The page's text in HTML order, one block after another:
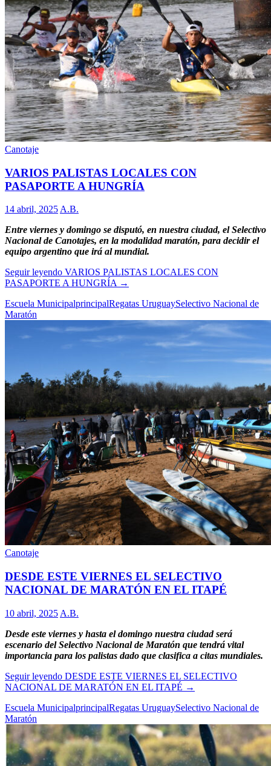
Canotaje
VARIOS PALISTAS LOCALES CON
PASAPORTE A HUNGRÍA
14 abril, 2025 A.B.
Entre viernes y domingo se disputó, en nuestra ciudad, el Selectivo
Nacional de Canotajes, en la modalidad maratón, para decidir el
equipo argentino que irá al mundial.
Seguir leyendo VARIOS PALISTAS LOCALES CON
PASAPORTE A HUNGRÍA →
Escuela MunicipalprincipalRegatas UruguaySelectivo Nacional de
Maratón
Canotaje
DESDE ESTE VIERNES EL SELECTIVO
NACIONAL DE MARATÓN EN EL ITAPÉ
10 abril, 2025 A.B.
Desde este viernes y hasta el domingo nuestra ciudad será
escenario del Selectivo Nacional de Maratón que tendrá vital
importancia para los palistas dado que clasifica a citas mundiales.
Seguir leyendo DESDE ESTE VIERNES EL SELECTIVO
NACIONAL DE MARATÓN EN EL ITAPÉ →
Escuela MunicipalprincipalRegatas UruguaySelectivo Nacional de
Maratón